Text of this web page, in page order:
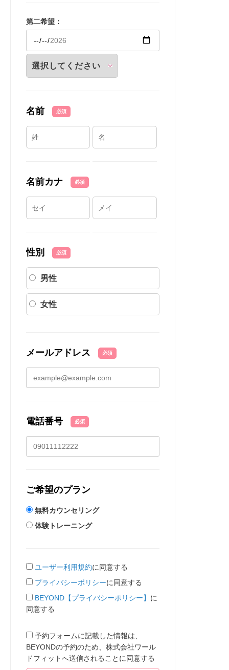
第二希望：
名前 必須
名前カナ 必須
性別 必須
男性
女性
メールアドレス 必須
電話番号 必須
ご希望のプラン
無料カウンセリング
体験トレーニング
ユーザー利用規約に同意する
プライバシーポリシーに同意する
BEYOND【プライバシーポリシー】 に
同意する
予約フォームに記載した情報は、
BEYONDの予約のため、株式会社ワール
ドフィットへ送信されることに同意する